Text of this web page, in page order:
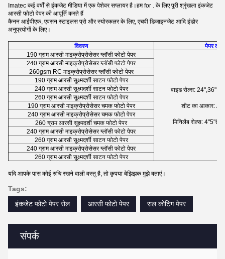
संपर्क
Imatec कई वर्षों से इंकजेट मीडिया में एक पेशेवर सप्लायर है।हम for . के लिए पूरी श्रृंखला इंकजेट
आरसी फोटो पेपर की आपूर्ति करते हैं
कैनन आईपीएफ, एपसन स्टाइलस प्रो और स्योरकलर के लिए, एचपी डिजाइनजेट आदि इंडोर
अनुप्रयोगों के लिए।
विवरण
पेपर का
190 ग्राम आरसी माइक्रोप्रोसेसर ग्लॉसी फोटो पेपर
वाइड रोल्स:
शीट का आकार:
मिनिलैब रोल्स:
240 ग्राम आरसी माइक्रोप्रोसेसर ग्लॉसी फोटो पेपर
260gsm RC माइक्रोप्रोसेसर ग्लॉसी फोटो पेपर
190 ग्राम आरसी सूक्ष्मदर्शी साटन फोटो पेपर
240 ग्राम आरसी सूक्ष्मदर्शी साटन फोटो पेपर
260 ग्राम आरसी सूक्ष्मदर्शी साटन फोटो पेपर
190 ग्राम आरसी माइक्रोप्रोसेसर चमक फोटो पेपर
240 ग्राम आरसी माइक्रोप्रोसेसर चमक फोटो पेपर
260 ग्राम आरसी सूक्ष्मदर्शी चमक फोटो पेपर
240 ग्राम आरसी माइक्रोप्रोसेसर ग्लॉसी फोटो पेपर
260 ग्राम आरसी सूक्ष्मदर्शी साटन फोटो पेपर
240 ग्राम आरसी माइक्रोप्रोसेसर ग्लॉसी फोटो पेपर
260 ग्राम आरसी सूक्ष्मदर्शी साटन फोटो पेपर
यदि आपके पास कोई रुचि रखने वाली वस्तु है, तो कृपया बेझिझक मुझे बताएं।
Tags:
इंकजेट फोटो पेपर रोल
आरसी फोटो पेपर राल कोटिंग पेपर